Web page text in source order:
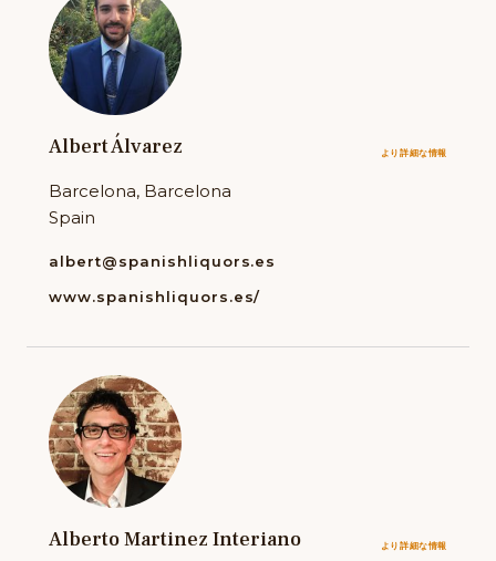
Albert Álvarez より詳細な情報
Barcelona, Barcelona
Spain
albert@spanishliquors.es
www.spanishliquors.es/
Alberto Martinez Interiano より詳細な情報